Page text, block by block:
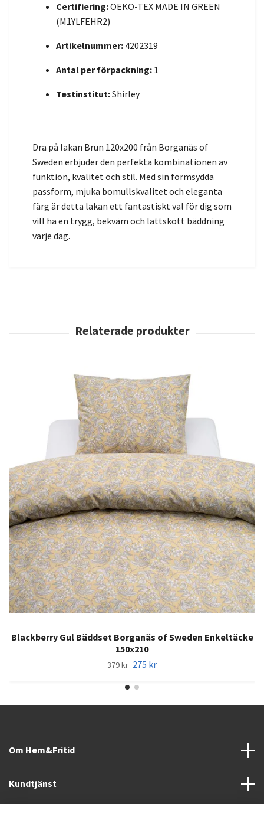
Certifiering:OEKO-TEX MADE IN GREEN
(M1YLFEHR2)
Artikelnummer: 4202319
Antal per förpackning: 1
Testinstitut:Shirley
Dra på lakan Brun 120x200 från Borganäs of
Sweden erbjuder den perfekta kombinationen av
funktion, kvalitet och stil. Med sin formsydda
passform, mjuka bomullskvalitet och eleganta
färg är detta lakan ett fantastiskt val för dig som
vill ha en trygg, bekväm och lättskött bäddning
varje dag.
Blackberry Gul Bäddset Borganäs of Sweden Enkeltäcke
150x210
379 kr 275 kr
Om Hem&Fritid
Kundtjänst